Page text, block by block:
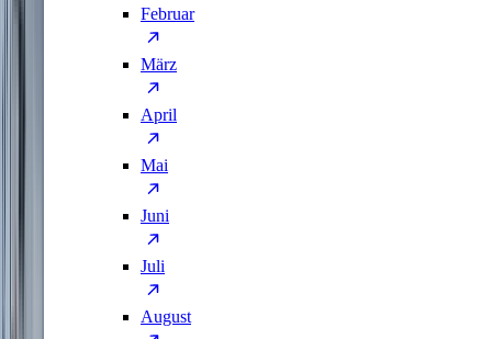
Februar
März
April
Mai
Juni
Juli
August